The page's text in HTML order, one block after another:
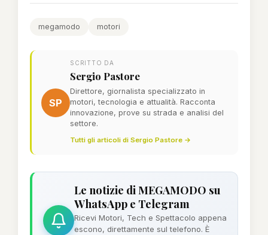
megamodo motori
SP
SCRITTO DA
Sergio Pastore
Direttore, giornalista specializzato in
motori, tecnologia e attualità. Racconta
innovazione, prove su strada e analisi del
settore.
Tutti gli articoli di Sergio Pastore →
Le notizie di MEGAMODO su
WhatsApp e Telegram
Ricevi Motori, Tech e Spettacolo appena
escono, direttamente sul telefono. È